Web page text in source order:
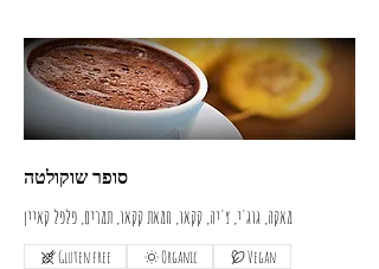
סופר שוקולטה
מאקה, גוג'י, צ'יה, קקאו, חמאת קקאו, תמרים, פלפל קאיין
Gluten free Organic Vegan